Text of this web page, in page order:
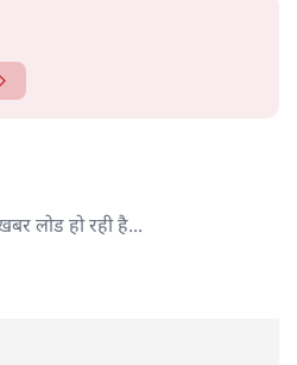
करें